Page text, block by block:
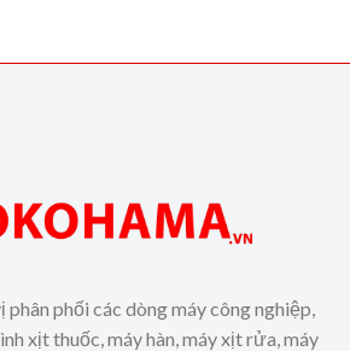
phối các dòng máy công nghiệp,
xịt thuốc, máy hàn, máy xịt rửa, máy